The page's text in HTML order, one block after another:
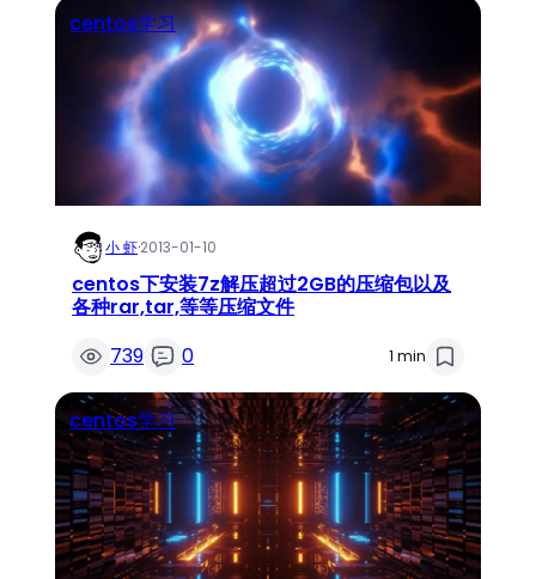
centos学习
小 虾·2013-01-10
centos下安装7z解压超过2GB的压缩包以及
各种rar,tar,等等压缩文件
739
0 1 min
centos学习